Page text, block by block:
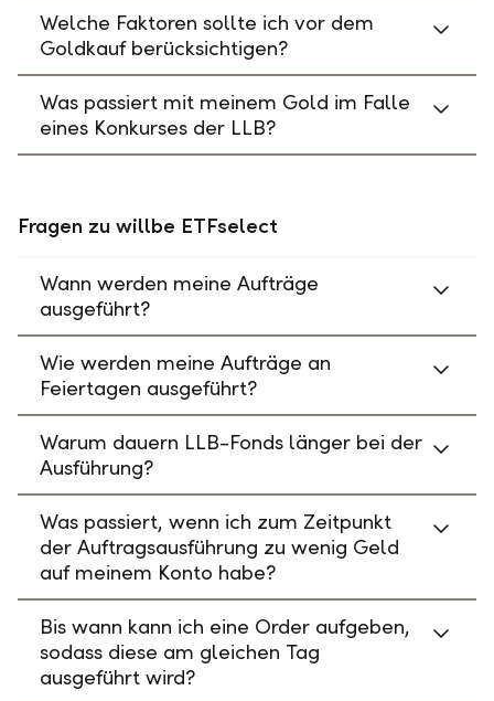
Welche Faktoren sollte ich vor dem
Goldkauf berücksichtigen?
Was passiert mit meinem Gold im Falle
eines Konkurses der LLB?
Fragen zu willbe ETFselect
Wann werden meine Aufträge
ausgeführt?
Wie werden meine Aufträge an
Feiertagen ausgeführt?
Warum dauern LLB-Fonds länger bei der
Ausführung?
Was passiert, wenn ich zum Zeitpunkt
der Auftragsausführung zu wenig Geld
auf meinem Konto habe?
Bis wann kann ich eine Order aufgeben,
sodass diese am gleichen Tag
ausgeführt wird?